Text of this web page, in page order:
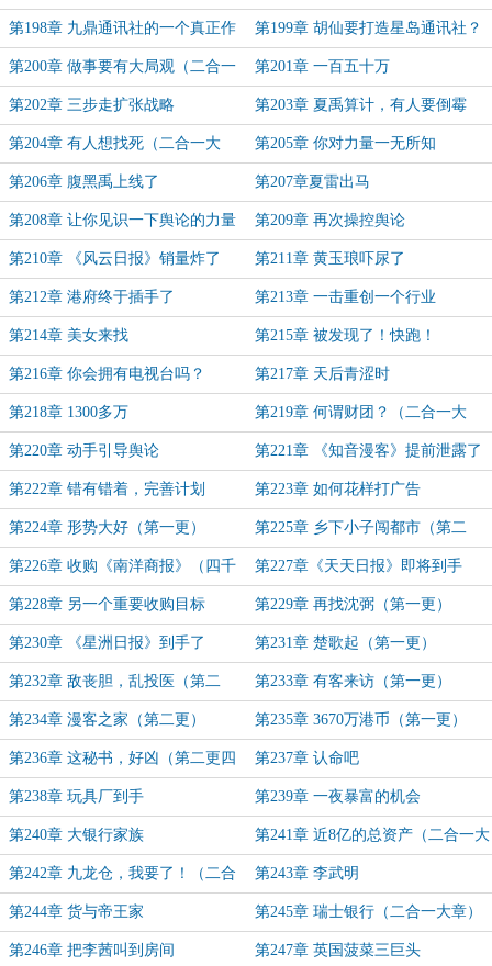
第198章 九鼎通讯社的一个真正作
用
第199章 胡仙要打造星岛通讯社？
第200章 做事要有大局观（二合一
大章很重要）
第201章 一百五十万
第202章 三步走扩张战略 第203章 夏禹算计，有人要倒霉
第204章 有人想找死（二合一大
章‘接近伟升’冠名加更）
第205章 你对力量一无所知
第206章 腹黑禹上线了 第207章夏雷出马
第208章 让你见识一下舆论的力量 第209章 再次操控舆论
第210章 《风云日报》销量炸了 第211章 黄玉琅吓尿了
第212章 港府终于插手了 第213章 一击重创一个行业
第214章 美女来找 第215章 被发现了！快跑！
第216章 你会拥有电视台吗？ 第217章 天后青涩时
第218章 1300多万 第219章 何谓财团？（二合一大
章）
第220章 动手引导舆论 第221章 《知音漫客》提前泄露了
第222章 错有错着，完善计划 第223章 如何花样打广告
第224章 形势大好（第一更） 第225章 乡下小子闯都市（第二
更）
第226章 收购《南洋商报》（四千
字大章）
第227章《天天日报》即将到手
第228章 另一个重要收购目标 第229章 再找沈弼（第一更）
第230章 《星洲日报》到手了 第231章 楚歌起（第一更）
第232章 敌丧胆，乱投医（第二
更）
第233章 有客来访（第一更）
第234章 漫客之家（第二更） 第235章 3670万港币（第一更）
第236章 这秘书，好凶（第二更四
千字）
第237章 认命吧
第238章 玩具厂到手 第239章 一夜暴富的机会
第240章 大银行家族 第241章 近8亿的总资产（二合一大
章）
第242章 九龙仓，我要了！（二合
一大章）
第243章 李武明
第244章 货与帝王家 第245章 瑞士银行（二合一大章）
第246章 把李茜叫到房间 第247章 英国菠菜三巨头